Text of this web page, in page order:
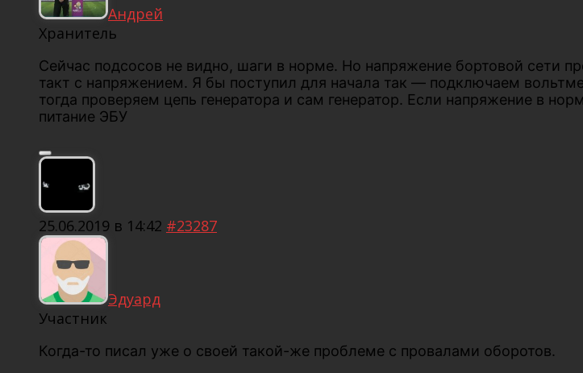
Андрей
Хранитель
Сейчас подсосов не видно, шаги в норме. Но напряжение бортовой сети
такт с напряжением. Я бы поступил для начала так — подключаем
тогда проверяем цепь генератора и сам генератор. Если напряжение в
питание ЭБУ
25.06.2019 в 14:42 #23287
Эдуард
Участник
Когда-то писал уже о своей такой-же проблеме с провалами оборотов.